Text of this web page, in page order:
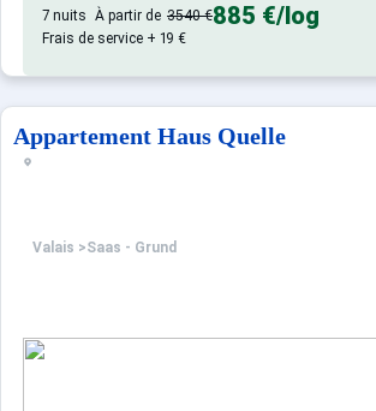
7 nuits À partir de 3540 €885 €/log
Frais de service + 19 €
Appartement Haus Quelle
Valais >Saas - Grund